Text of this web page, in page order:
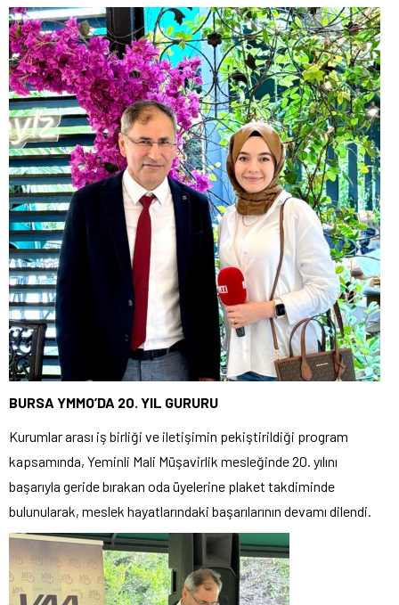
BURSA YMMO’DA 20. YIL GURURU
Kurumlar arası iş birliği ve iletişimin pekiştirildiği program
kapsamında, Yeminli Mali Müşavirlik mesleğinde 20. yılını
başarıyla geride bırakan oda üyelerine plaket takdiminde
bulunularak, meslek hayatlarındaki başarılarının devamı dilendi.